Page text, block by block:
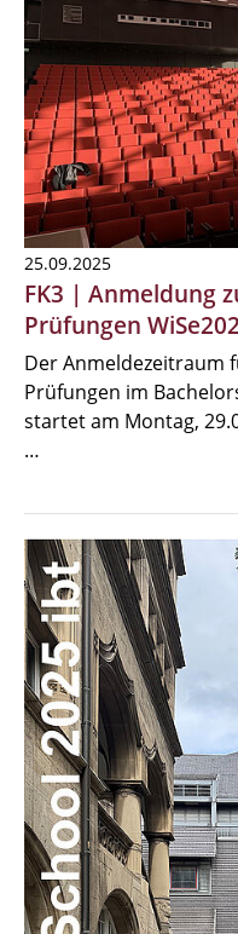
25.09.2025
FK3 | Anmeldung
Prüfungen
Der Anmeldezeitraum
Prüfungen im
startet am Montag,
…